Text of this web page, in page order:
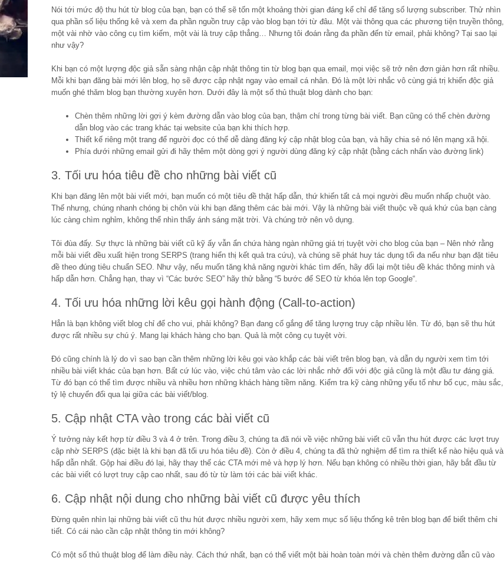
Nói tới mức độ thu hút từ blog của bạn, bạn có thể sẽ tốn một khoảng thời gian đáng kể chỉ để tăng số lượng subscriber. Thử nhìn
qua phần số liệu thống kê và xem đa phần nguồn truy cập vào blog bạn tới từ đâu. Một vài thông qua các phương tiện truyền thông,
một vài nhờ vào công cụ tìm kiếm, một vài là truy cập thẳng… Nhưng tôi đoán rằng đa phần đến từ email, phải không? Tại sao lại
như vậy?
Khi bạn có một lượng độc giả sẵn sàng nhận cập nhật thông tin từ blog bạn qua email, mọi việc sẽ trở nên đơn giản hơn rất nhiều.
Mỗi khi bạn đăng bài mới lên blog, họ sẽ được cập nhật ngay vào email cá nhân. Đó là một lời nhắc vô cùng giá trị khiến độc giả
muốn ghé thăm blog bạn thường xuyên hơn. Dưới đây là một số thủ thuật blog dành cho bạn:
Chèn thêm những lời gợi ý kèm đường dẫn vào blog của bạn, thậm chí trong từng bài viết. Bạn cũng có thể chèn đường
dẫn blog vào các trang khác tại website của bạn khi thích hợp.
Thiết kế riêng một trang để người đọc có thể dễ dàng đăng ký cập nhật blog của bạn, và hãy chia sẻ nó lên mạng xã hội.
Phía dưới những email gửi đi hãy thêm một dòng gợi ý người dùng đăng ký cập nhật (bằng cách nhấn vào đường link)
3. Tối ưu hóa tiêu đề cho những bài viết cũ
Khi bạn đăng lên một bài viết mới, bạn muốn có một tiêu đề thật hấp dẫn, thứ khiến tất cả mọi người đều muốn nhấp chuột vào.
Thế nhưng, chúng nhanh chóng bị chôn vùi khi bạn đăng thêm các bài mới. Vậy là những bài viết thuộc về quá khứ của bạn càng
lúc càng chìm nghỉm, không thể nhìn thấy ánh sáng mặt trời. Và chúng trở nên vô dụng.
Tôi đùa đấy. Sự thực là những bài viết cũ kỹ ấy vẫn ẩn chứa hàng ngàn những giá trị tuyệt vời cho blog của bạn – Nên nhớ rằng
mỗi bài viết đều xuất hiện trong SERPS (trang hiển thị kết quả tra cứu), và chúng sẽ phát huy tác dụng tối đa nếu như bạn đặt tiêu
đề theo đúng tiêu chuẩn SEO. Như vậy, nếu muốn tăng khả năng người khác tìm đến, hãy đổi lại một tiêu đề khác thông minh và
hấp dẫn hơn. Chẳng hạn, thay vì “Các bước SEO” hãy thử bằng “5 bước để SEO từ khóa lên top Google“.
4. Tối ưu hóa những lời kêu gọi hành động (Call-to-action)
Hẳn là bạn không viết blog chỉ để cho vui, phải không? Bạn đang cố gắng để tăng lượng truy cập nhiều lên. Từ đó, bạn sẽ thu hút
được rất nhiều sự chú ý. Mang lại khách hàng cho bạn. Quả là một công cụ tuyệt vời.
Đó cũng chính là lý do vì sao bạn cần thêm những lời kêu gọi vào khắp các bài viết trên blog bạn, và dẫn dụ người xem tìm tới
nhiều bài viết khác của bạn hơn. Bất cứ lúc vào, việc chú tâm vào các lời nhắc nhở đối với độc giả cũng là một đầu tư đáng giá.
Từ đó bạn có thể tìm được nhiều và nhiều hơn những khách hàng tiềm năng. Kiểm tra kỹ càng những yếu tố như bố cục, màu sắc,
tỷ lệ chuyển đổi qua lại giữa các bài viết/blog.
5. Cập nhật CTA vào trong các bài viết cũ
Ý tưởng này kết hợp từ điều 3 và 4 ở trên. Trong điều 3, chúng ta đã nói về việc những bài viết cũ vẫn thu hút được các lượt truy
cập nhờ SERPS (đặc biệt là khi bạn đã tối ưu hóa tiêu đề). Còn ở điều 4, chúng ta đã thử nghiệm để tìm ra thiết kế nào hiệu quả và
hấp dẫn nhất. Gộp hai điều đó lại, hãy thay thế các CTA mới mẻ và hợp lý hơn. Nếu bạn không có nhiều thời gian, hãy bắt đầu từ
các bài viết có lượt truy cập cao nhất, sau đó từ từ làm tới các bài viết khác.
6. Cập nhật nội dung cho những bài viết cũ được yêu thích
Đừng quên nhìn lại những bài viết cũ thu hút được nhiều người xem, hãy xem mục số liệu thống kê trên blog bạn để biết thêm chi
tiết. Có cái nào cần cập nhật thông tin mới không?
Có một số thủ thuật blog để làm điều này. Cách thứ nhất, bạn có thể viết một bài hoàn toàn mới và chèn thêm đường dẫn cũ vào